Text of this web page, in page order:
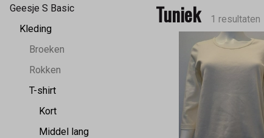
Geesje S Basic
Kleding
Broeken
Rokken
T-shirt
Kort
Middel lang
Tuniek 1 resultaten